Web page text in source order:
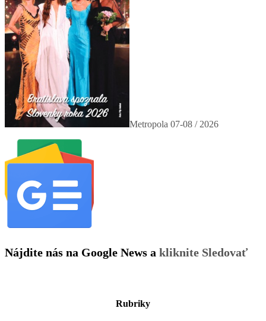
Metropola 07-08 / 2026
Nájdite nás na Google News a kliknite Sledovať
Rubriky